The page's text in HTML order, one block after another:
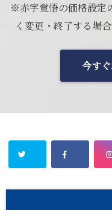
※赤字覚悟の価格設定
く変更・終了する場
今す